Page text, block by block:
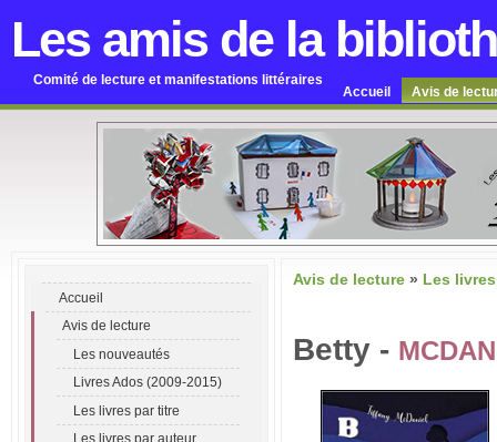
Les amis de la
Comité de lecture et manifestations littéraires
Accueil Avis de
Accueil
Avis de lecture
Les nouveautés
Livres Ados (2009-2015)
Les livres par titre
Les livres par auteur
Avis de lecture » Les
Betty -